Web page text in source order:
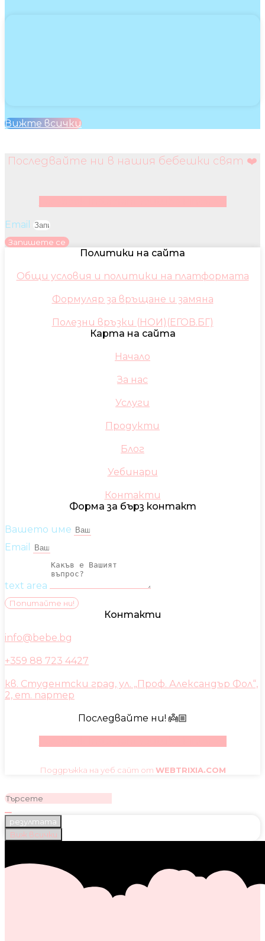
Вижте всички
Последвайте ни в нашия бебешки свят ❤️
Email
Запишете се
Политики на сайта
Общи условия и политики на платформата
Формуляр за връщане и замяна
Полезни връзки (НОИ)(ЕГОВ.БГ)
Карта на сайта
Начало
За нас
Услуги
Продукти
Блог
Уебинари
Контакти
Форма за бърз контакт
Вашето име
Email
text area
Попитайте ни!
Контакти
info@bebe.bg
+359 88 723 4427
кв. Студентски град, ул. „Проф. Александър Фол“,
2, ет. партер
Последвайте ни! 👼🏼
Поддръжка на уеб сайт от WEBTRIXIA.COM
резултата
Виж всички